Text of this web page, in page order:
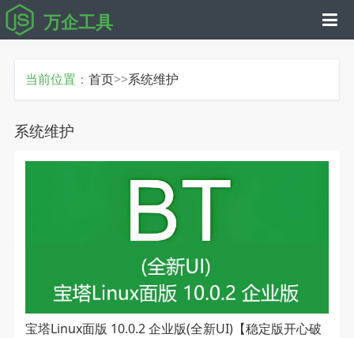
万企工具
当前位置： 首页>>系统维护
系统维护
宝塔Linux面版 10.0.2 企业版(全新UI)【稳定版开心破